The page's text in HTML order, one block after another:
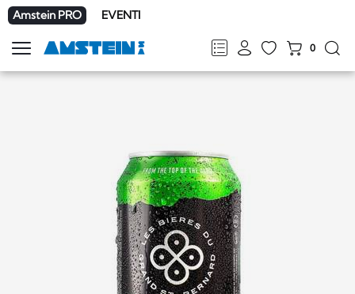
Amstein PRO EVENTI
FRDEENIT
0
Mostra
la